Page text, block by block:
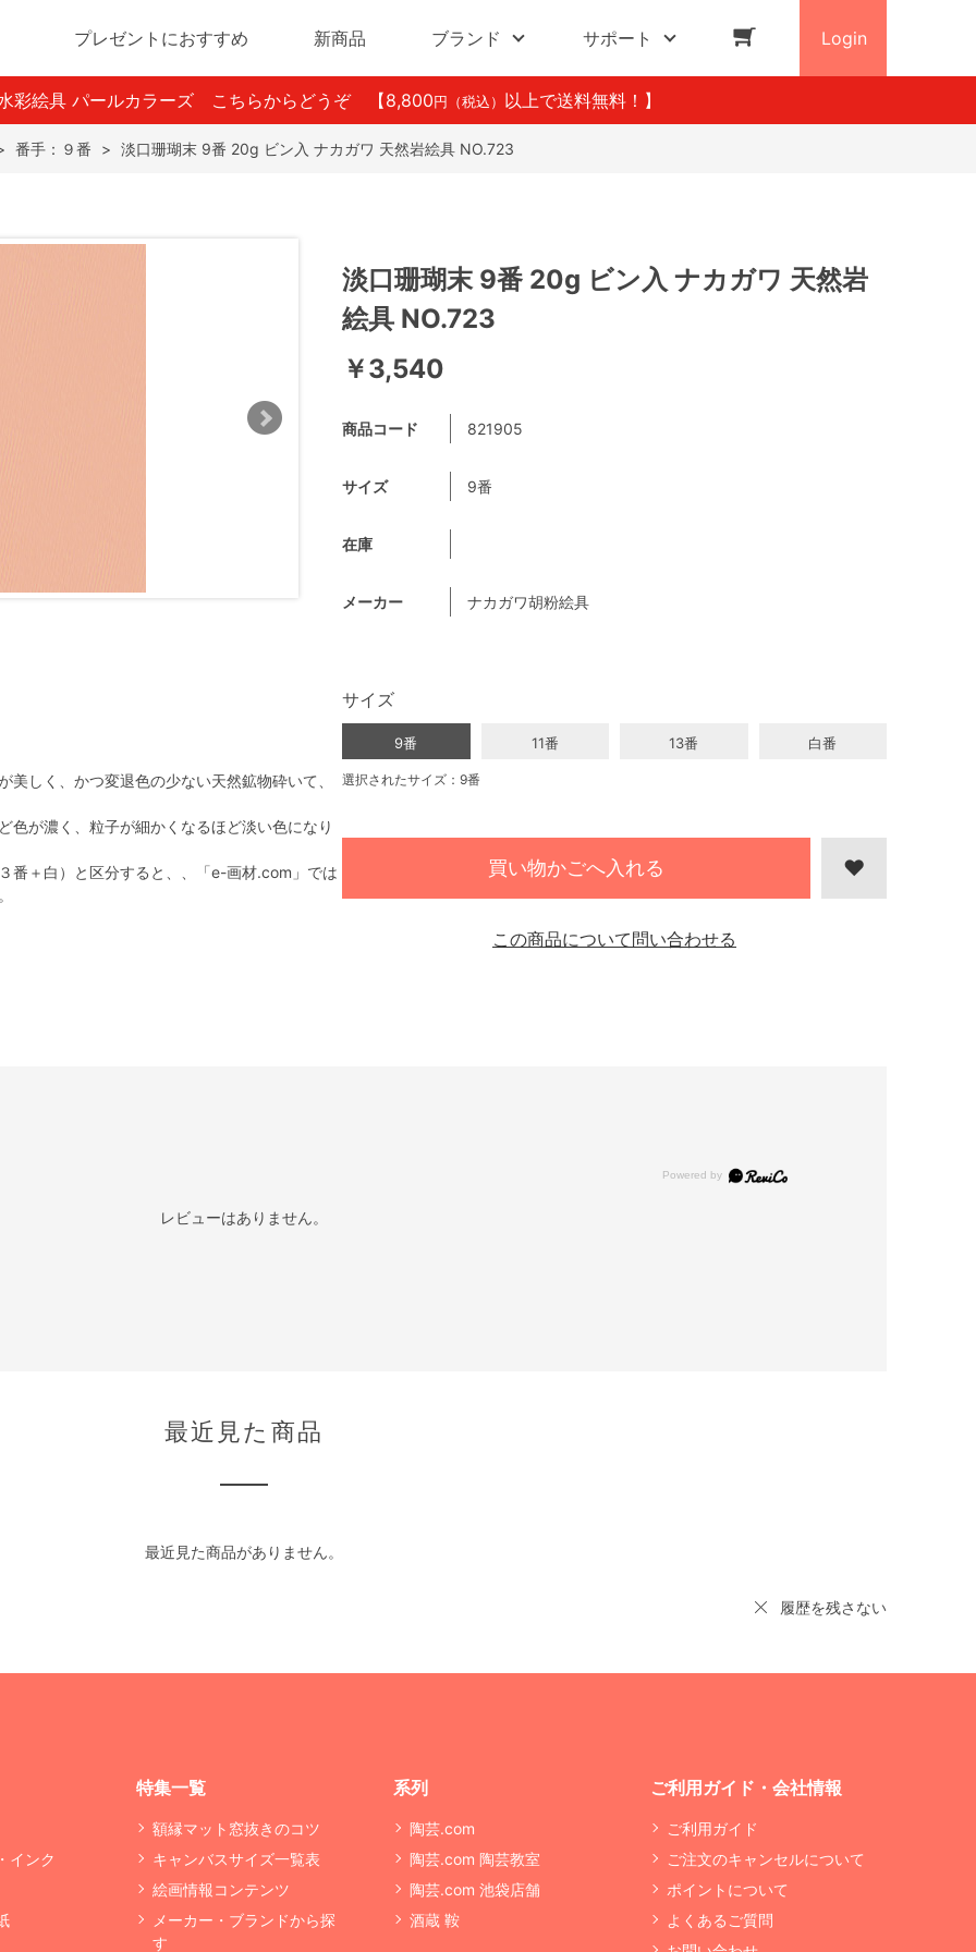
プレゼントにおすすめ 新商品 ブランド サポート Login
彩絵具 パールカラーズ こちらからどうぞ 【8,800 円（税込） 以上で送料無料！】
番手：９番 > 淡口珊瑚末 9番 20g ビン入 ナカガワ 天然岩絵具 NO.723
しく、かつ変退色の少ない天然鉱物砕いて、
色が濃く、粒子が細かくなるほど淡い色になり
番＋白）と区分すると、、「e-画材.com」では
淡口珊瑚末 9番 20g ビン入 ナカガワ 天然岩
絵具 NO.723
￥3,540
商品コード 821905
サイズ 9番
在庫
メーカー ナカガワ胡粉絵具
サイズ
9番 11番 13番 白番
選択されたサイズ：9番
買い物かごへ入れる
この商品について問い合わせる
レビューはありません。
最近見た商品
最近見た商品がありません。
履歴を残さない
インク
特集一覧
額縁マット窓抜きのコツ
キャンバスサイズ一覧表
絵画情報コンテンツ
メーカー・ブランドから探
す
系列
陶芸.com
陶芸.com 陶芸教室
陶芸.com 池袋店舗
酒蔵 鞍
ご利用ガイド・会社情報
ご利用ガイド
ご注文のキャンセルについて
ポイントについて
よくあるご質問